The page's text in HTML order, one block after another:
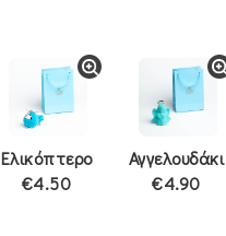
Ελικόπτερο
€4.50
Αγγελουδάκι
€4.90